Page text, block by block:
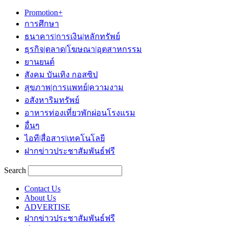
Promotion+
การศึกษา
ธนาคาร|การเงิน|หลักทรัพย์
ธุรกิจ|ตลาด|โฆษณา|อุตสาหกรรม
ยานยนต์
สังคม บันเทิง กอสซิป
สุขภาพ|การแพทย์|ความงาม
อสังหาริมทรัพย์
อาหารท่องเที่ยวพักผ่อนโรงแรม
อื่นๆ
ไอที|สื่อสาร|เทคโนโลยี
ฝากข่าวประชาสัมพันธ์ฟรี
Search
Contact Us
About Us
ADVERTISE
ฝากข่าวประชาสัมพันธ์ฟรี